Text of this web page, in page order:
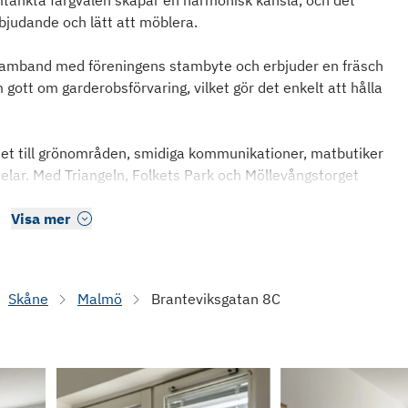
och lätt att möblera.
med föreningens stambyte och erbjuder en fräsch
gott om garderobsförvaring, vilket gör det enkelt att hålla
till grönområden, smidiga kommunikationer, matbutiker
Med Triangeln, Folkets Park och Möllevångstorget
Visa mer
Skåne Malmö Branteviksgatan 8C